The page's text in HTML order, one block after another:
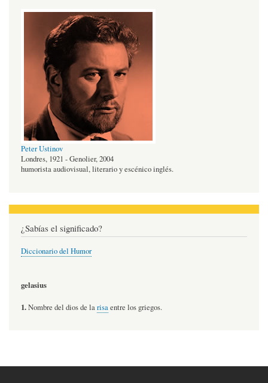
Peter Ustinov
Londres, 1921 - Genolier, 2004
humorista audiovisual, literario y escénico inglés.
¿Sabías el significado?
Diccionario del Humor
gelasius
1.Nombre del dios de larisaentre los griegos.